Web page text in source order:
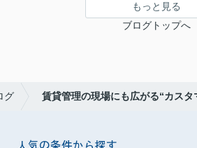
もっと見る
ブログトップへ
グ 賃貸管理の現場にも広がる“カスタ
人気の条件から探す